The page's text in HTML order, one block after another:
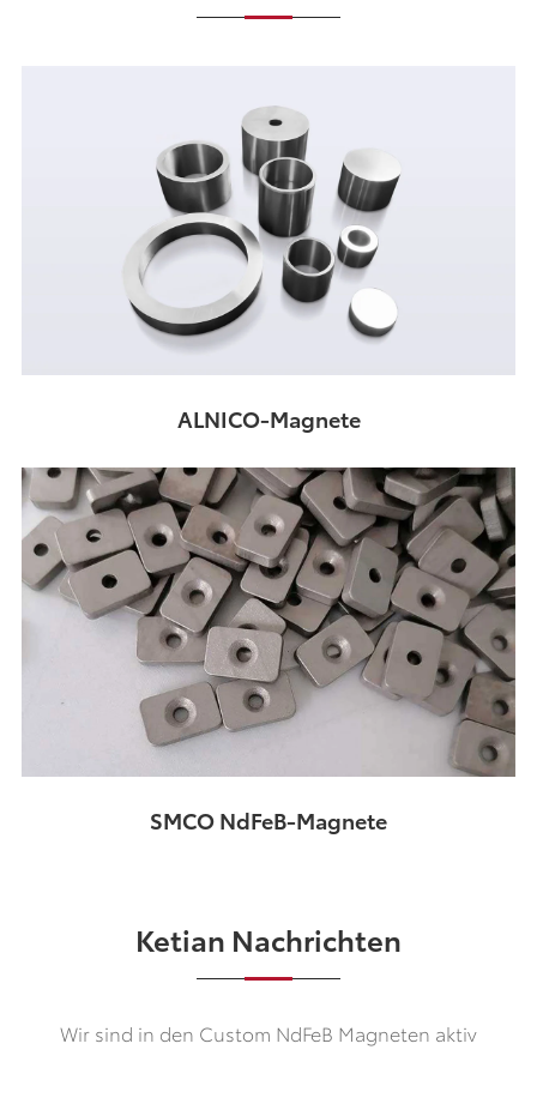
ALNICO-Magnete
SMCO NdFeB-Magnete
Ketian Nachrichten
Wir sind in den Custom NdFeB Magneten aktiv